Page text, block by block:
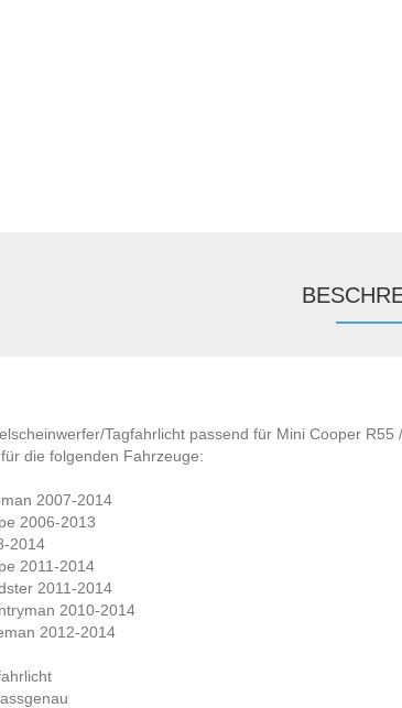
Tagfahrlicht passend für Mini Cooper R55
die folgenden Fahrzeuge:
2007-2014
2006-2013
2014
2011-2014
2011-2014
2010-2014
2012-2014